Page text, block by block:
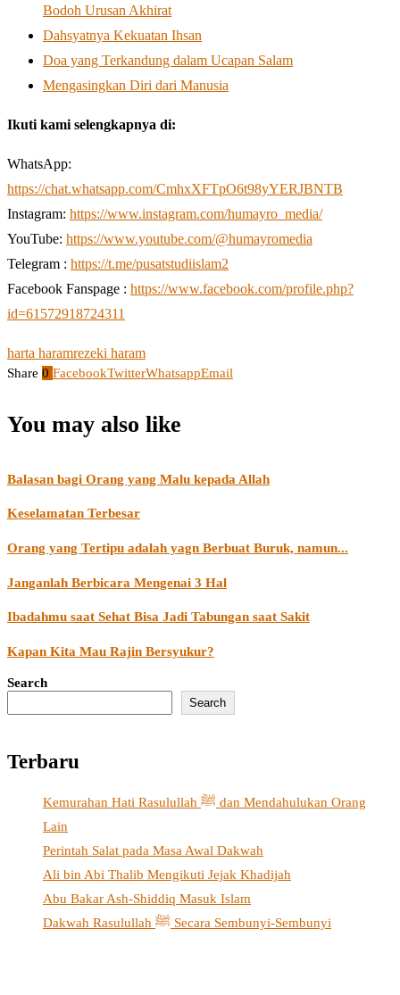
Bodoh Urusan Akhirat
Dahsyatnya Kekuatan Ihsan
Doa yang Terkandung dalam Ucapan Salam
Mengasingkan Diri dari Manusia
Ikuti kami selengkapnya di:
WhatsApp:
https://chat.whatsapp.com/CmhxXFTpO6t98yYERJBNTB
Instagram: https://www.instagram.com/humayro_media/
YouTube: https://www.youtube.com/@humayromedia
Telegram : https://t.me/pusatstudiislam2
Facebook Fanspage : https://www.facebook.com/profile.php?
id=61572918724311
harta haramrezeki haram
Share 0 FacebookTwitterWhatsappEmail
You may also like
Balasan bagi Orang yang Malu kepada Allah
Keselamatan Terbesar
Orang yang Tertipu adalah yagn Berbuat Buruk, namun...
Janganlah Berbicara Mengenai 3 Hal
Ibadahmu saat Sehat Bisa Jadi Tabungan saat Sakit
Kapan Kita Mau Rajin Bersyukur?
Search
Search
Terbaru
Kemurahan Hati Rasulullah ﷺ dan Mendahulukan Orang
Lain
Perintah Salat pada Masa Awal Dakwah
Ali bin Abi Thalib Mengikuti Jejak Khadijah
Abu Bakar Ash-Shiddiq Masuk Islam
Dakwah Rasulullah ﷺ Secara Sembunyi-Sembunyi